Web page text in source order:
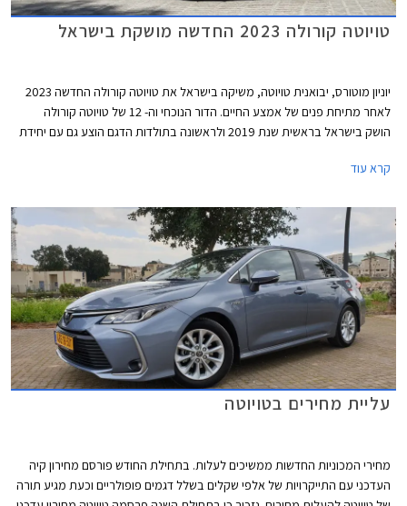
טויוטה קורולה 2023 החדשה מושקת בישראל
יוניון מוטורס, יבואנית טויוטה, משיקה בישראל את טויוטה קורולה החדשה 2023
לאחר מתיחת פנים של אמצע החיים. הדור הנוכחי וה- 12 של טויוטה קורולה
הושק בישראל בראשית שנת 2019 ולראשונה בתולדות הדגם הוצע גם עם יחידת
שהמלאי של הדגם היוצא אזל מעט לאחר תחילת השנה. בשלב זה תשווק
של טויוטה קורולה אקסייט (האצ'בק) פסק עוד בתחילת השנה שעברה ושיווקה
של טויוטה קורולה ספייס (סטיישן) פסק בסוף השנה שעברה. מחירה של טויוטה
קורולה התייקר ב- 3,000 עד 5,000 ₪ ועומד על החל מ- 157,990 ₪.
קרא עוד
עליית מחירים בטויוטה
מחירי המכוניות החדשות ממשיכים לעלות. בתחילת החודש פורסם מחירון קיה
העדכני עם התייקרויות של אלפי שקלים בשלל דגמים פופולריים וכעת מגיע תורה